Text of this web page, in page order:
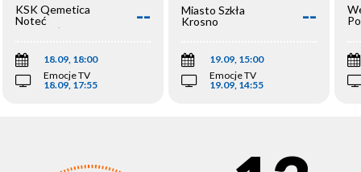
KSK Qemetica
Noteć
Inowrocław
--
18.09, 18:00
Emocje TV
18.09, 17:55
Miasto Szkła
Krosno
--
19.09, 15:00
Emocje TV
19.09, 14:55